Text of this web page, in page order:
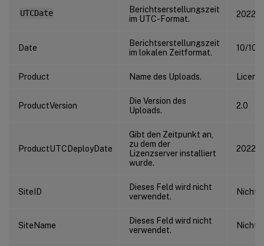
UTCDate
Berichtserstellungszeit
im UTC-Format.
2022-
Date
Berichtserstellungszeit
im lokalen Zeitformat.
10/10/
Product Name des Uploads.
ProductVersion
Die Version des
Uploads.
2.0
ProductUTCDeployDate
Gibt den Zeitpunkt an,
zu dem der
Lizenzserver installiert
wurde.
2022-
SiteID
Dieses Feld wird nicht
verwendet.
Nicht
SiteName
Dieses Feld wird nicht
verwendet.
Nicht